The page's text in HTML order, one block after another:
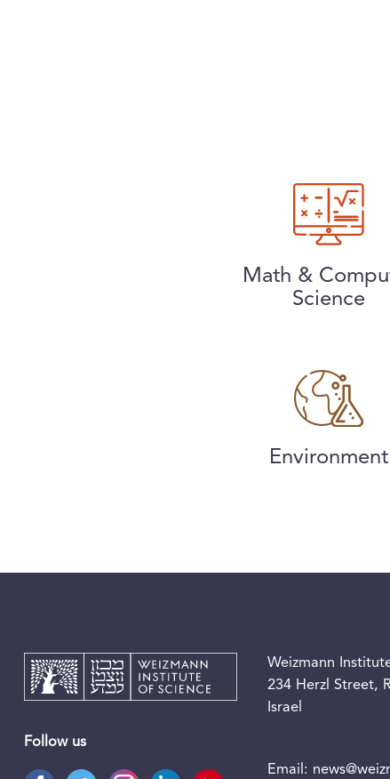
Math &
Science
Environment
Follow us
Weizmann
234 Herzl Street,
Israel
Email: